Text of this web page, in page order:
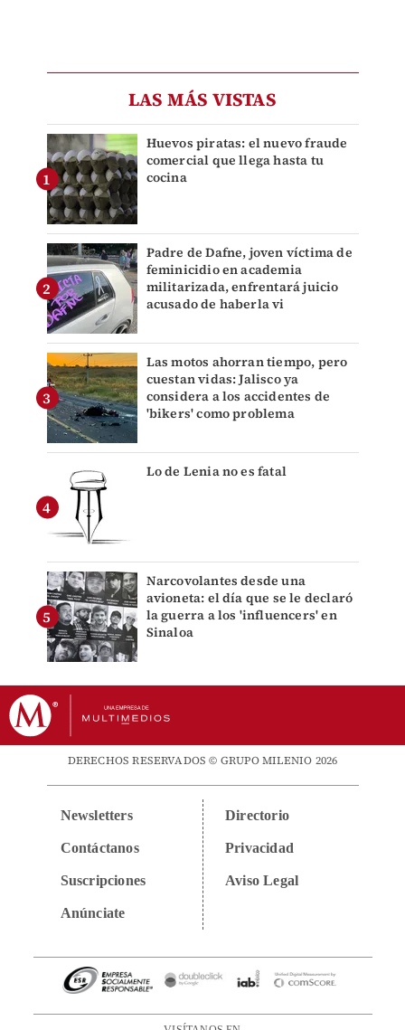
LAS MÁS VISTAS
Huevos piratas: el nuevo fraude
comercial que llega hasta tu
cocina
Padre de Dafne, joven víctima de
feminicidio en academia
militarizada, enfrentará juicio
acusado de haberla vi
Las motos ahorran tiempo, pero
cuestan vidas: Jalisco ya
considera a los accidentes de
'bikers' como problema
Lo de Lenia no es fatal
Narcovolantes desde una
avioneta: el día que se le declaró
la guerra a los 'influencers' en
Sinaloa
DERECHOS RESERVADOS © GRUPO MILENIO 2026
Newsletters
Contáctanos
Suscripciones
Anúnciate
Directorio
Privacidad
Aviso Legal